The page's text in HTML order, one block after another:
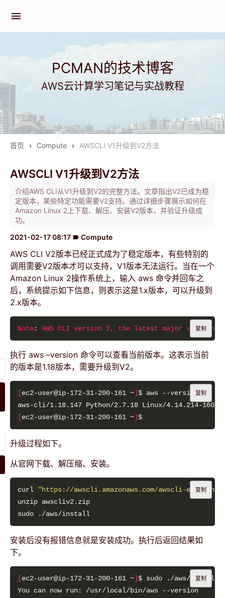
menu
PCMAN的技术博客
AWS云计算学习笔记与实战教程
首页 › Compute › AWSCLI V1升级到V2方法
AWSCLI V1升级到V2方法
介绍AWS CLI从V1升级到V2的完整方法。文章指出V2已成为稳
定版本，某些特定功能需要V2支持。通过详细步骤展示如何在
Amazon Linux 2上下载、解压、安装V2版本，并验证升级成
功。
2021-02-17 08:17 label Compute
AWS CLI V2版本已经正式成为了稳定版本，有些特别的
调用需要V2版本才可以支持，V1版本无法运行。当在一个
Amazon Linux 2操作系统上，输入 aws 命令并回车之
后，系统提示如下信息，则表示这是1.x版本，可以升级到
2.x版本。
Note: AWS CLI version 2, the latest major version
复制
执行 aws –version 命令可以查看当前版本。这表示当前
的版本是1.18版本，需要升级到V2。
[ec2-user@ip-172-31-200-161 ~]
[ec2-user@ip-172-31-200-161 ~]
复制
升级过程如下。
从官网下载、解压缩、安装。
curl
"https://awscli.amazonaws.com/awscli-exe-
复制
安装后没有报错信息就是安装成功。执行后返回结果如
下。
[ec2-user@ip-172-31-200-161 ~] 复制